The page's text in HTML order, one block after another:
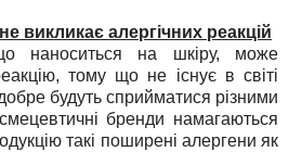
викликає алергічних реакцій
наноситься на шкіру, може
тому що не існує в світі
будуть сприйматися різними
бренди намагаються
такі поширені алергени як